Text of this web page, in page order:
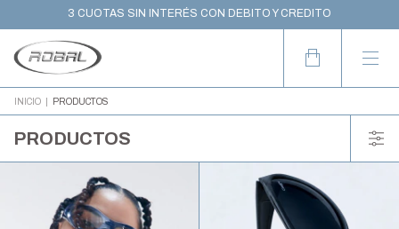
3 CUOTAS SIN INTERÉS CON DEBITO Y CREDITO
INICIO PRODUCTOS
PRODUCTOS